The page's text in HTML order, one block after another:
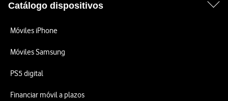
Catálogo dispositivos
Móviles iPhone
Móviles Samsung
PS5 digital
Financiar móvil a plazos